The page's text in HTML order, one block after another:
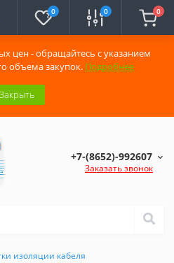
цен - обращайтесь с указанием
объема закупок. Подробнее
Закрыть
0 0 0
+7-(8652)-992607
Заказать звонок
изоляции кабеля